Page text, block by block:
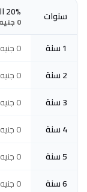
سنوات 20% العربون
0 جنيه
1 سنة 0 جنيه
2 سنة
0 جنيه
3 سنة
0 جنيه
4 سنة
0 جنيه
5 سنة
0 جنيه
6 سنة
0 جنيه